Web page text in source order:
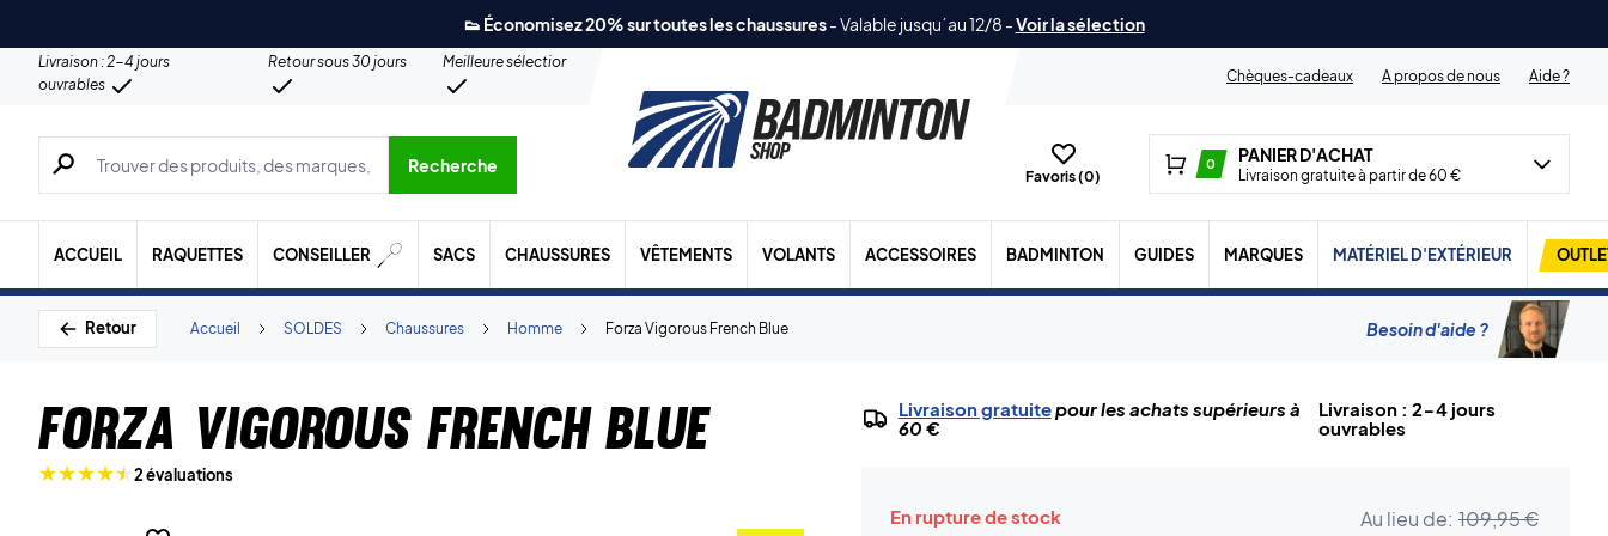
👟 Économisez 20% sur toutes les chaussures-Valable jusqu´au 12/8 -Voir la sélection
Livraison : 2-4 jours
ouvrables
Retour sous 30 jours
Meilleure sélection
Chèques-cadeaux
A propos de nous Aide ?
Recherche de produits, de marques, etc.
Recherche
Favoris (0)
0 PANIER D'ACHAT
Livraison gratuite à partir de 60 €
ACCUEIL RAQUETTES CONSEILLER SACS CHAUSSURES VÊTEMENTS VOLANTS ACCESSOIRES BADMINTON GUIDES MARQUES MATÉRIEL D'EXTÉRIEUR
Retour Forza Vigorous French Blue
Homme
Chaussures
SOLDES
Accueil Besoin d'aide ?
Forza Vigorous French Blue
2 évaluations
Livraison gratuitepour les achats supérieurs à
60 €
Livraison : 2-4 jours
ouvrables
En rupture de stock Au lieu de: 109,95 €